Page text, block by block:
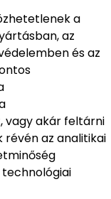
a
az
és az
vagy akár feltárni
révén az analitikai
technológiai